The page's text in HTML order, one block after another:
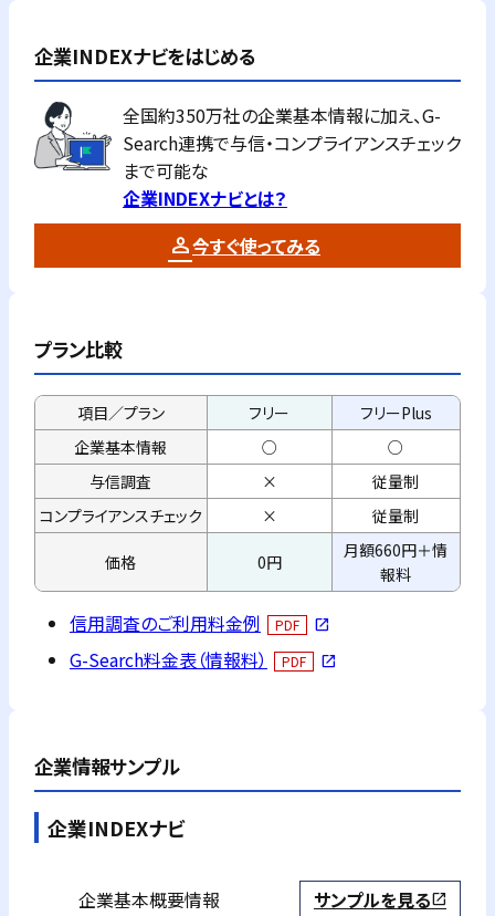
企業INDEXナビをはじめる
全国約350万社の企業基本情報に加え、G-
Search連携で与信・コンプライアンスチェック
まで可能な
企業INDEXナビとは？
今すぐ使ってみる
プラン比較
項目／プラン フリー
フリーPlus
企業基本情報
○
○
与信調査
×
従量制
コンプライアンスチェック × 従量制
価格 0円
月額660円＋情
報料
信用調査のご利用料金例 PDF open_in_new
G-Search料金表（情報料） PDF open_in_new
企業情報サンプル
企業INDEXナビ
企業基本概要情報 サンプルを見るopen_in_new